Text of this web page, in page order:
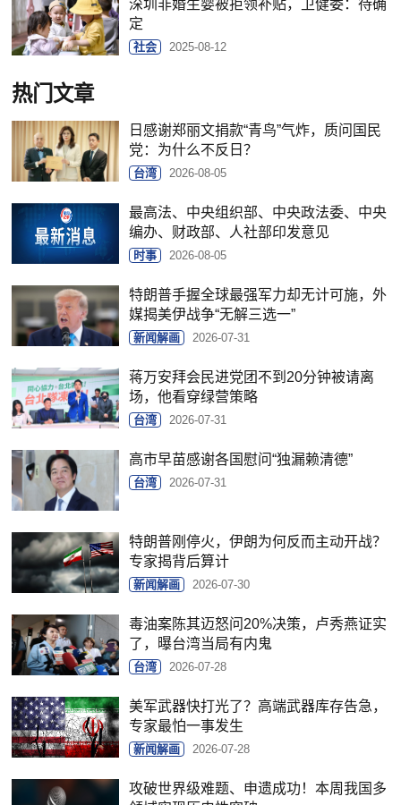
深圳非婚生婴被拒领补贴，卫健委：待确
定
社会 2025-08-12
热门文章
日感谢郑丽文捐款“青鸟”气炸，质问国民
党：为什么不反日？
台湾 2026-08-05
最高法、中央组织部、中央政法委、中央
编办、财政部、人社部印发意见
时事 2026-08-05
特朗普手握全球最强军力却无计可施，外
媒揭美伊战争“无解三选一”
新闻解画 2026-07-31
蒋万安拜会民进党团不到20分钟被请离
场，他看穿绿营策略
台湾 2026-07-31
高市早苗感谢各国慰问“独漏赖清德”
台湾 2026-07-31
特朗普刚停火，伊朗为何反而主动开战？
专家揭背后算计
新闻解画 2026-07-30
毒油案陈其迈怒问20%决策，卢秀燕证实
了，曝台湾当局有内鬼
台湾 2026-07-28
美军武器快打光了？高端武器库存告急，
专家最怕一事发生
新闻解画 2026-07-28
攻破世界级难题、申遗成功！本周我国多